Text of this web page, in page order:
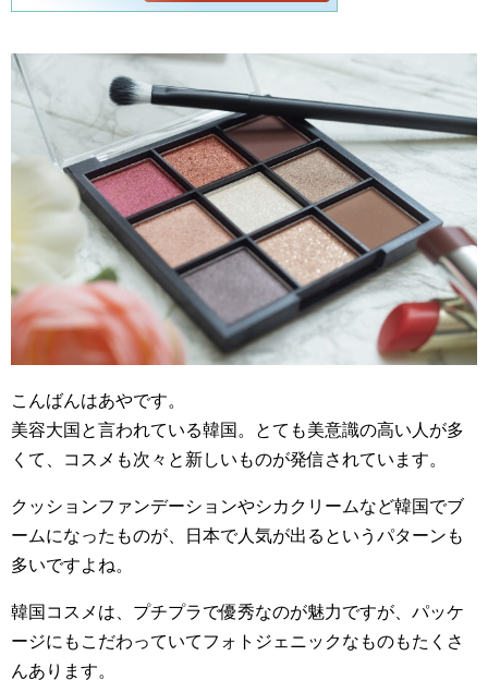
こんばんはあやです。
美容大国と言われている韓国。とても美意識の高い人が多
くて、コスメも次々と新しいものが発信されています。
クッションファンデーションやシカクリームなど韓国でブ
ームになったものが、日本で人気が出るというパターンも
多いですよね。
韓国コスメは、プチプラで優秀なのが魅力ですが、パッケ
ージにもこだわっていてフォトジェニックなものもたくさ
んあります。